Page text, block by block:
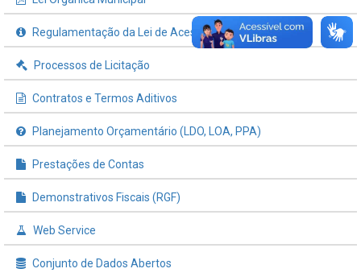
Regulamentação da Lei de Acesso à Informação
Processos de Licitação
Contratos e Termos Aditivos
Planejamento Orçamentário (LDO, LOA, PPA)
Prestações de Contas
Demonstrativos Fiscais (RGF)
Web Service
Conjunto de Dados Abertos